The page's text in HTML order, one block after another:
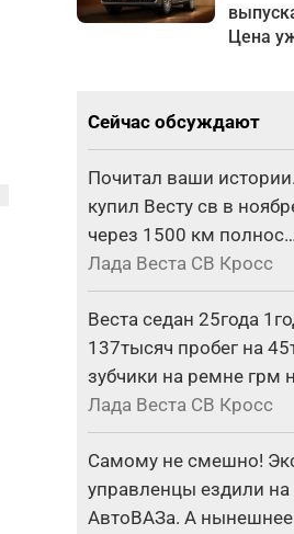
Цена
Сейчас обсуждают
Почитал ваши
купил Весту св в
через 1500 км полнос…
Лада Веста СВ Кросс
Веста седан 25года
137тысяч пробег на
зубчики на ремне грм
Лада Веста СВ Кросс
Самому не смешно!
управленцы ездили на
АвтоВАЗа. А нынешнее